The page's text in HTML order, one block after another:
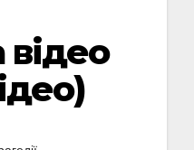
відео